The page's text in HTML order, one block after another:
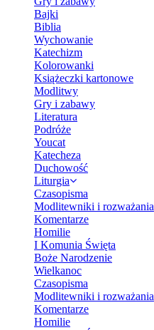
Bajki
Biblia
Wychowanie
Katechizm
Kolorowanki
Książeczki kartonowe
Modlitwy
Gry i zabawy
Literatura
Podróże
Youcat
Katecheza
Duchowość
Liturgia
Czasopisma
Modlitewniki i rozważania
Komentarze
Homilie
I Komunia Święta
Boże Narodzenie
Wielkanoc
Czasopisma
Modlitewniki i rozważania
Komentarze
Homilie